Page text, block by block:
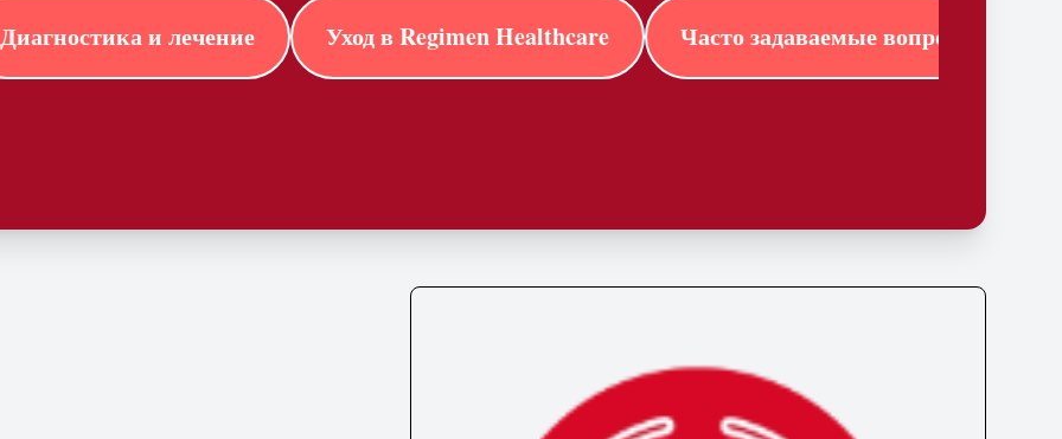
Диагностика и лечение Уход в Regimen Healthcare Часто задаваемые вопросы